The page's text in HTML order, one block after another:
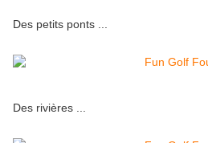
Des petits ponts ...
Des rivières ...